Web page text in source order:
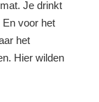
Je drinkt
voor het
het
Hier wilden